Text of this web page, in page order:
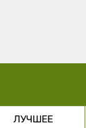
ЛУЧШЕЕ